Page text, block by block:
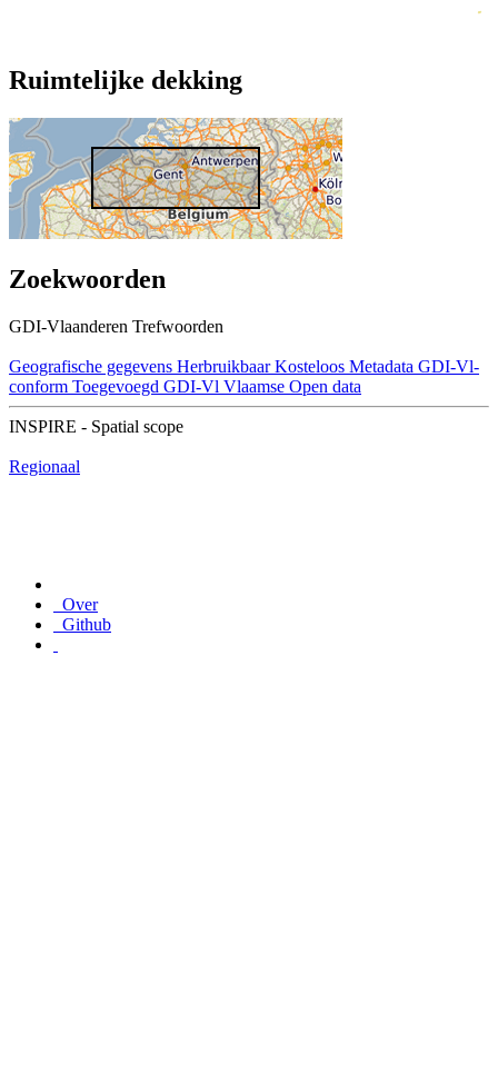
Ruimtelijke dekking
Zoekwoorden
GDI-Vlaanderen Trefwoorden
Geografische gegevens Herbruikbaar Kosteloos Metadata GDI-Vl-
conform Toegevoegd GDI-Vl Vlaamse Open data
INSPIRE - Spatial scope
Regionaal
Over
Github